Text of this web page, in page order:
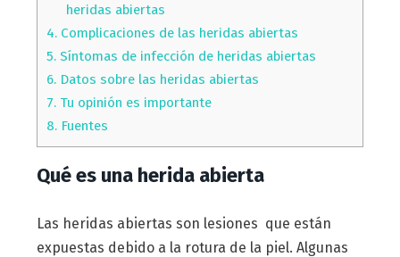
heridas abiertas
4.Complicaciones de las heridas abiertas
5.Síntomas de infección de heridas abiertas
6.Datos sobre las heridas abiertas
7.Tu opinión es importante
8.Fuentes
Qué es una herida abierta
Las heridas abiertas son lesiones que están
expuestas debido a la rotura de la piel. Algunas